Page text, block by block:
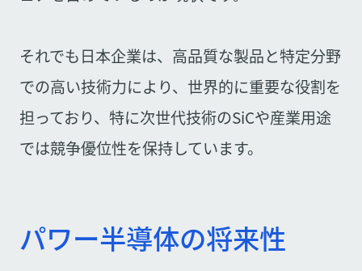
それでも日本企業は、高品質な製品と特定分野
での高い技術力により、世界的に重要な役割を
担っており、特に次世代技術のSiCや産業用途
では競争優位性を保持しています。
パワー半導体の将来性